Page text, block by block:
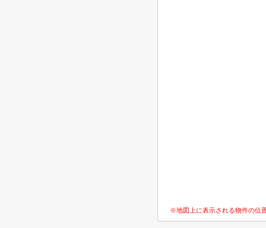
※地図上に表示される物件の位